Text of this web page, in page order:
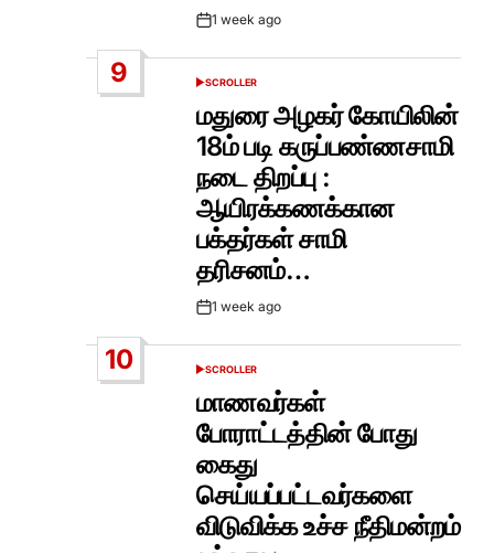
Post1 week ago
9
POSTED
SCROLLER
மதுரை அழகர் கோயிலின்
18ம் படி கருப்பண்ணசாமி
நடை திறப்பு :
ஆயிரக்கணக்கான
பக்தர்கள் சாமி
தரிசனம்…
Post1 week ago
10
POSTED
SCROLLER
மாணவர்கள்
போராட்டத்தின் போது
கைது
செய்யப்பட்டவர்களை
விடுவிக்க உச்ச நீதிமன்றம்